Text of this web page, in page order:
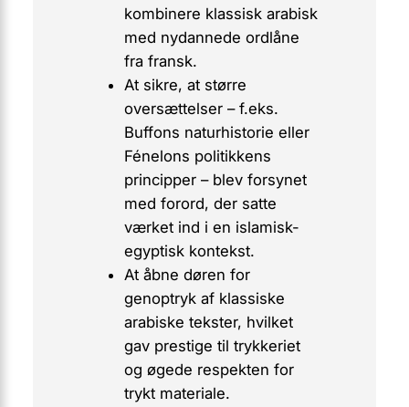
kombinere klassisk arabisk
med nydannede ordlåne
fra fransk.
At sikre, at større
oversættelser – f.eks.
Buffons naturhistorie eller
Fénelons politikkens
principper – blev forsynet
med forord, der satte
værket ind i en islamisk-
egyptisk kontekst.
At åbne døren for
genoptryk af klassiske
arabiske tekster, hvilket
gav prestige til trykkeriet
og øgede respekten for
trykt materiale.